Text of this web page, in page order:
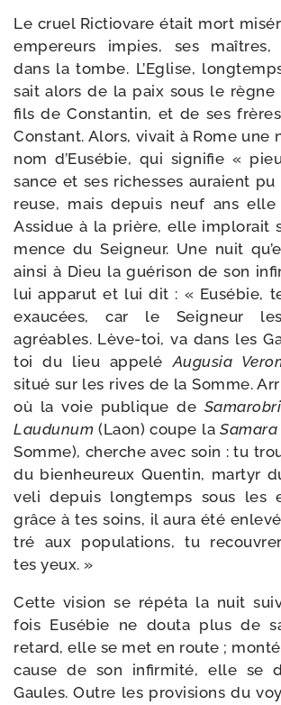
Le cruel Rictiovare était mort
empe­reurs impies, ses maîtres,
dans la tombe. L’Eglise,
sait alors de la paix sous le règne
fils de Constantin, et de ses
Constant. Alors, vivait à Rome une
nom d’Eusébie, qui signi­fie «
sance et ses richesses auraient
reuse, mais depuis neuf ans
Assidue à la prière, elle implo­rait
mence du Seigneur. Une nuit
ain­si à Dieu la gué­ri­son de son
lui appa­rut et lui dit : « Eusébie,
exau­cées, car le Seigneur
agréables. Lève-​toi, va dans les
toi du lieu appe­léAugusia
situé sur les rives de la Somme.
où la voie publique de
Laudunum (Laon) coupe laSamara
Somme), cherche avec soin : tu
du bien­heu­reux Quentin, mar­tyr
ve­li depuis long­temps sous les
grâce à tes soins, il aura été
tré aux popu­la­tions, tu
tes yeux. »
Cette vision se répé­ta la nuit
fois Eusébie ne dou­ta plus de
retard, elle se met en route ;
cause de son infir­mi­té, elle se
Gaules. Outre les pro­vi­sions du